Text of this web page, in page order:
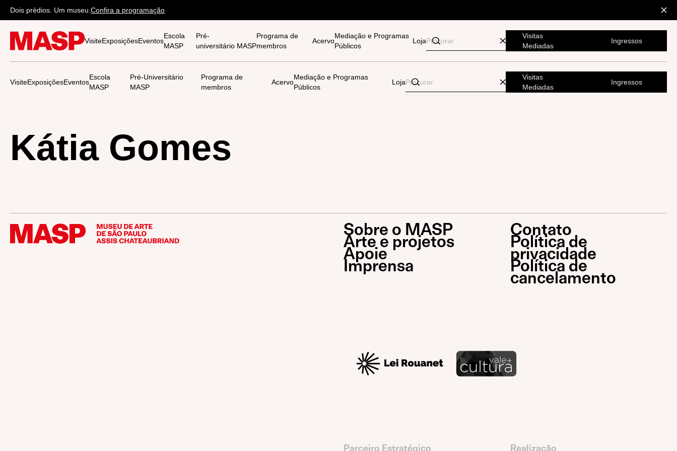
Dois prédios. Um museu. Confira a programação
VisiteExposiçõesEventos
Escola
MASP
Pré-
universitário MASP
Programa de
membros
Acervo
Mediação e Programas
Públicos
Loja
Visitas
Mediadas
Ingressos
VisiteExposiçõesEventos
Escola
MASP
Pré-Universitário
MASP
Programa de
membros
Acervo
Mediação e Programas
Públicos
Loja
Visitas
Mediadas
Ingressos
Kátia Gomes
Sobre o MASP
Arte e projetos
Apoie
Imprensa
Contato
Política de
privacidade
Política de
cancelamento
Parceiro Estratégico Realização